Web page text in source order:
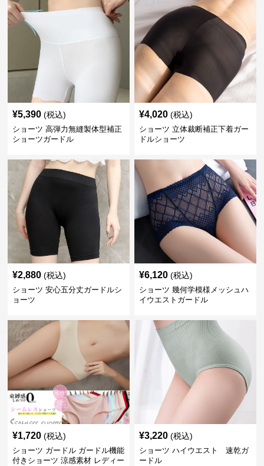
¥5,390 (税込)
ショーツ 高弾力無縫製体型補正
ショーツガードル
¥4,020 (税込)
ショーツ 立体裁断補正下着ガー
ドルショーツ
¥2,880 (税込)
ショーツ 安心五分丈ガードルシ
ョーツ
¥6,120 (税込)
ショーツ 幾何学模様メッシュハ
イウエストガードル
¥1,720 (税込)
ショーツ ガードル ガードル機能
付きショーツ 涼感素材 レディー
¥3,220 (税込)
ショーツ ハイウエスト 速乾ガ
ードル